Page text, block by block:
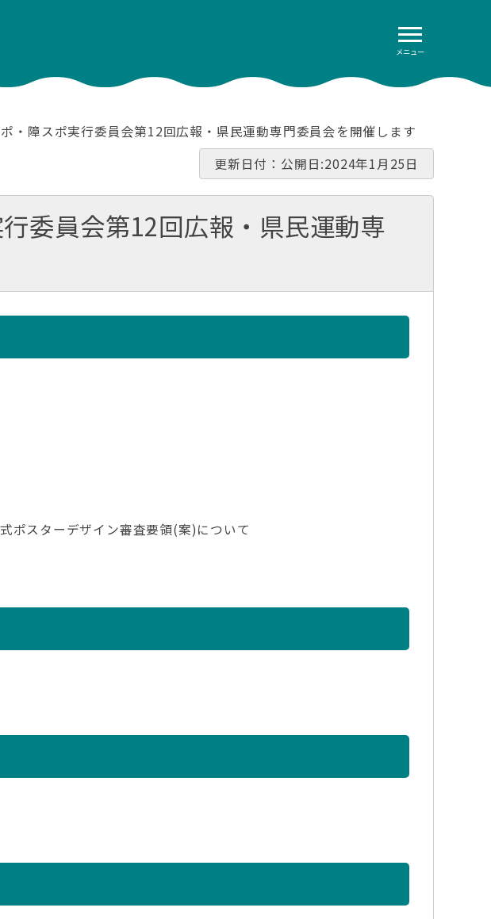
メニュー
・障スポ実行委員会第12回広報・県民運動専門委員会を開催します
更新日付：公開日:2024年1月25日
委員会第12回広報・県民運動専
ポスターデザイン審査要領(案)について